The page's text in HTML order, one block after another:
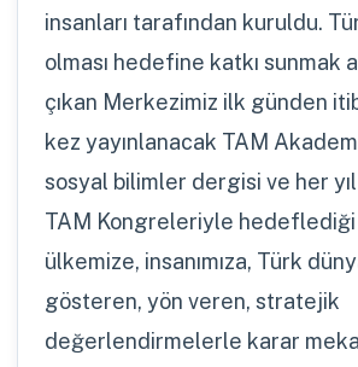
insanları tarafından kuruldu.
olması hedefine katkı sunmak
çıkan Merkezimiz ilk günden
kez yayınlanacak TAM
sosyal bilimler dergisi ve her
TAM Kongreleriyle
ülkemize, insanımıza, Türk
gösteren, yön veren, stratejik
değerlendirmelerle karar